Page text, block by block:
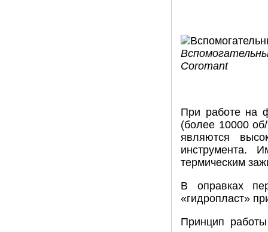
Coromant
При работе на
(более 10000
являются
инструмента.
термическим
В оправках
«гидропласт»
Принцип